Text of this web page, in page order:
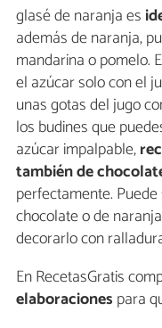
glasé de naranja es
además de naranja,
mandarina o pomelo.
el azúcar solo con el
unas gotas del jugo
los budines que
azúcar impalpable,
también de
perfectamente.
chocolate o de
decorarlo con
En RecetasGratis
elaboraciones para